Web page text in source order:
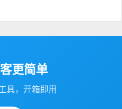
更简单
具，开箱即用